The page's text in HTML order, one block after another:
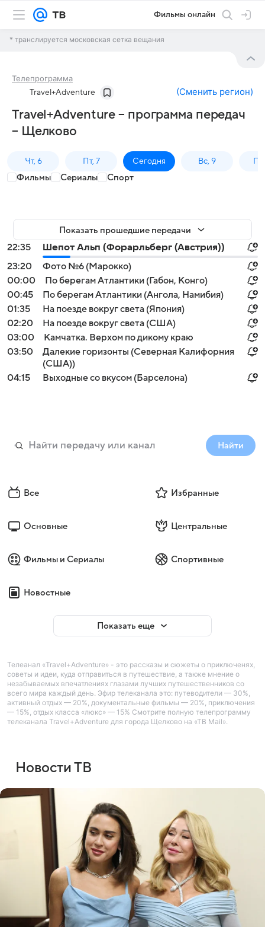
Фильмы онлайн
Регистрация Войти
* транслируется московская сетка вещания
Телепрограмма
Travel+Adventure (Сменить регион)
Travel+Adventure – программа передач
– Щелково
Чт, 6 Пт, 7 Сегодня Вс, 9
Фильмы Сериалы Спорт
Показать прошедшие передачи
22:35
Шепот Альп (Форарльберг (Австрия))
23:20
Фото №6 (Марокко)
00:00
По берегам Атлантики (Габон, Конго)
00:45
По берегам Атлантики (Ангола, Намибия)
01:35
На поезде вокруг света (Япония)
02:20
На поезде вокруг света (США)
03:00
Камчатка. Верхом по дикому краю
03:50
Далекие горизонты (Северная Калифорния
(США))
04:15
Выходные со вкусом (Барселона)
Найти
Все Избранные
Основные Центральные
Фильмы и Сериалы Спортивные
Новостные
Показать еще
Телеанал «Travel+Adventure» - это рассказы и сюжеты о приключенях,
советы и идеи, куда отправиться в путешествие, а также мнение о
незабываемых впечатлениях глазами лучших путешественников со
всего мира каждый день. Эфир телеканала это: путеводители — 30%,
активный отдых — 20%, документальные фильмы — 20%, приключения
— 15%, отдых класса «люкс» — 15% Смотрите полную телепрограмму
телеканала Travel+Adventure для города Щелково на «ТВ Mail».
Новости ТВ